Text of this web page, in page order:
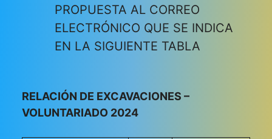
PROPUESTA AL CORREO
ELECTRÓNICO QUE SE INDICA
EN LA SIGUIENTE TABLA
RELACIÓN DE EXCAVACIONES –
VOLUNTARIADO 2024